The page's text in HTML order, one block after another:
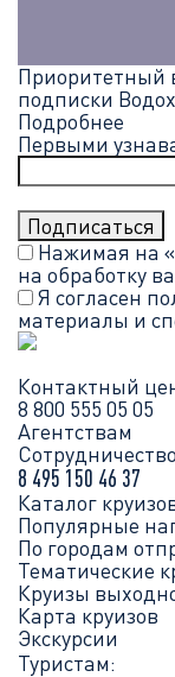
Приоритетный
подписки
Подробнее
Первыми
Нажимая на
на обработку
Я согласен
материалы и
Контактный
8 800 555 05 05
Агентствам
8 495 150 46 37
Каталог
Популярные
По городам
Тематические
Круизы
Карта круизов
Экскурсии
Туристам: